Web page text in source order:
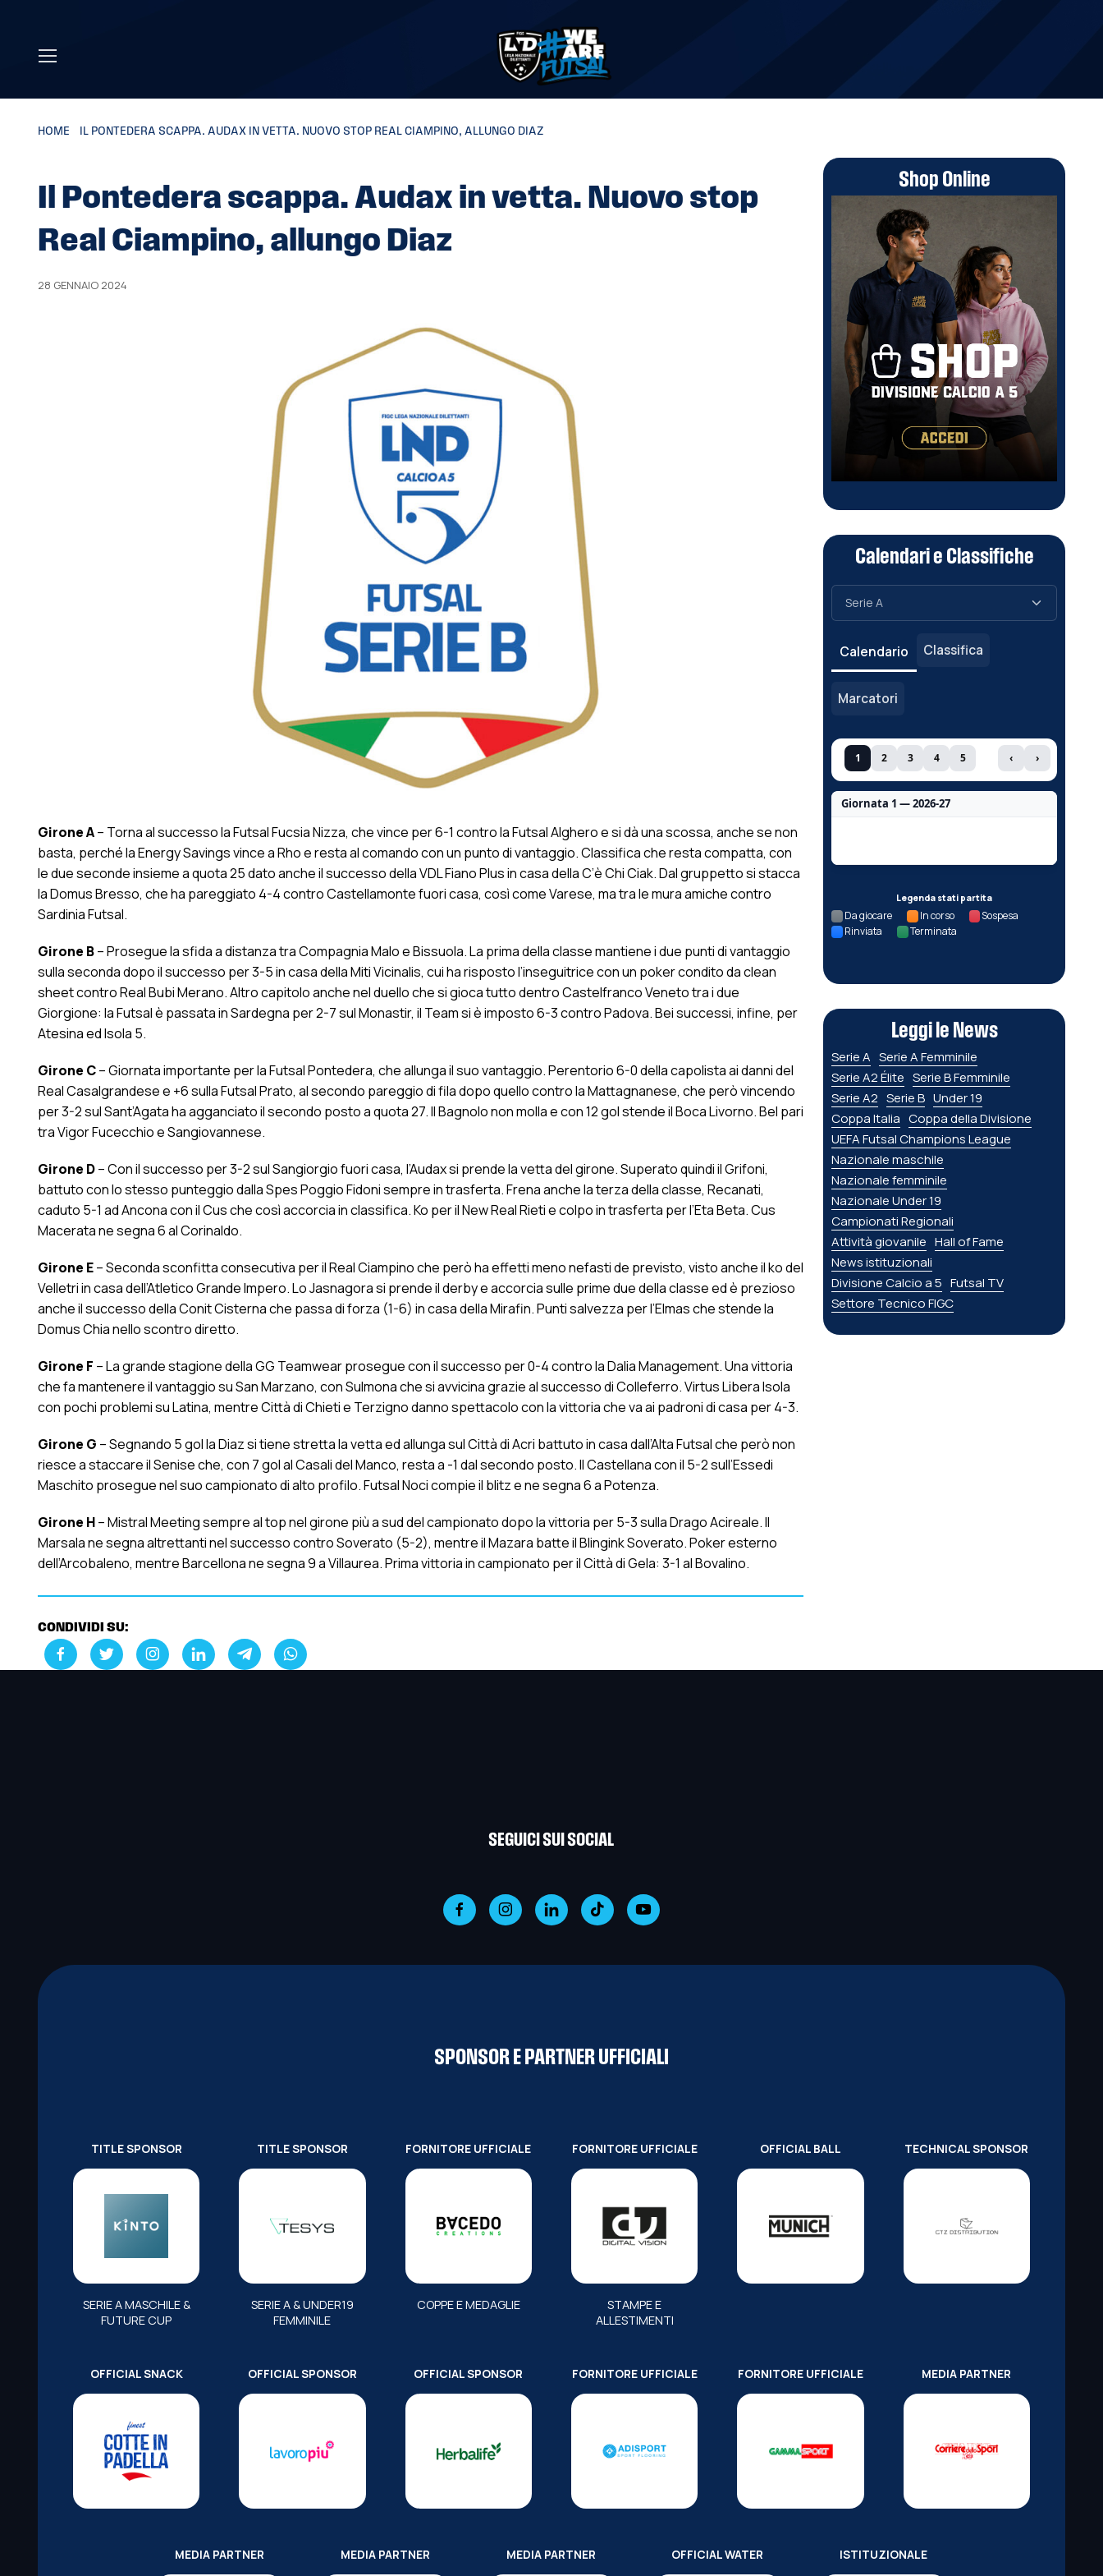
HOME IL PONTEDERA SCAPPA. AUDAX IN VETTA. NUOVO STOP REAL CIAMPINO, ALLUNGO DIAZ
Il Pontedera scappa. Audax in vetta. Nuovo stop
Real Ciampino, allungo Diaz
28 GENNAIO 2024
Girone A– Torna al successo la Futsal Fucsia Nizza, che vince per 6-1 contro la Futsal Alghero e si dà una scossa, anche se non
basta, perché la Energy Savings vince a Rho e resta al comando con un punto di vantaggio. Classifica che resta compatta, con
le due seconde insieme a quota 25 dato anche il successo della VDL Fiano Plus in casa della C’è Chi Ciak. Dal gruppetto si stacca
la Domus Bresso, che ha pareggiato 4-4 contro Castellamonte fuori casa, così come Varese, ma tra le mura amiche contro
Sardinia Futsal.
Girone B– Prosegue la sfida a distanza tra Compagnia Malo e Bissuola. La prima della classe mantiene i due punti di vantaggio
sulla seconda dopo il successo per 3-5 in casa della Miti Vicinalis, cui ha risposto l’inseguitrice con un poker condito da clean
sheet contro Real Bubi Merano. Altro capitolo anche nel duello che si gioca tutto dentro Castelfranco Veneto tra i due
Giorgione: la Futsal è passata in Sardegna per 2-7 sul Monastir, il Team si è imposto 6-3 contro Padova. Bei successi, infine, per
Atesina ed Isola 5.
Girone C– Giornata importante per la Futsal Pontedera, che allunga il suo vantaggio. Perentorio 6-0 della capolista ai danni del
Real Casalgrandese e +6 sulla Futsal Prato, al secondo pareggio di fila dopo quello contro la Mattagnanese, che però vincendo
per 3-2 sul Sant’Agata ha agganciato il secondo posto a quota 27. Il Bagnolo non molla e con 12 gol stende il Boca Livorno. Bel pari
tra Vigor Fucecchio e Sangiovannese.
Girone D– Con il successo per 3-2 sul Sangiorgio fuori casa, l’Audax si prende la vetta del girone. Superato quindi il Grifoni,
battuto con lo stesso punteggio dalla Spes Poggio Fidoni sempre in trasferta. Frena anche la terza della classe, Recanati,
caduto 5-1 ad Ancona con il Cus che così accorcia in classifica. Ko per il New Real Rieti e colpo in trasferta per l’Eta Beta. Cus
Macerata ne segna 6 al Corinaldo.
Girone E– Seconda sconfitta consecutiva per il Real Ciampino che però ha effetti meno nefasti de previsto, visto anche il ko del
Velletri in casa dell’Atletico Grande Impero. Lo Jasnagora si prende il derby e accorcia sulle prime due della classe ed è prezioso
anche il successo della Conit Cisterna che passa di forza (1-6) in casa della Mirafin. Punti salvezza per l’Elmas che stende la
Domus Chia nello scontro diretto.
Girone F – La grande stagione della GG Teamwear prosegue con il successo per 0-4 contro la Dalia Management. Una vittoria
che fa mantenere il vantaggio su San Marzano, con Sulmona che si avvicina grazie al successo di Colleferro. Virtus Libera Isola
con pochi problemi su Latina, mentre Città di Chieti e Terzigno danno spettacolo con la vittoria che va ai padroni di casa per 4-3.
Girone G – Segnando 5 gol la Diaz si tiene stretta la vetta ed allunga sul Città di Acri battuto in casa dall’Alta Futsal che però non
riesce a staccare il Senise che, con 7 gol al Casali del Manco, resta a -1 dal secondo posto. Il Castellana con il 5-2 sull’Essedi
Maschito prosegue nel suo campionato di alto profilo. Futsal Noci compie il blitz e ne segna 6 a Potenza.
Girone H– Mistral Meeting sempre al top nel girone più a sud del campionato dopo la vittoria per 5-3 sulla Drago Acireale. Il
Marsala ne segna altrettanti nel successo contro Soverato (5-2), mentre il Mazara batte il Blingink Soverato. Poker esterno
dell’Arcobaleno, mentre Barcellona ne segna 9 a Villaurea. Prima vittoria in campionato per il Città di Gela: 3-1 al Bovalino.
CONDIVIDI SU:
Shop Online
Calendari e Classifiche
Calendario Classifica
Marcatori
1 2 3 4 5 ‹ ›
Giornata 1 — 2026-27
Legenda stati partita
Da giocare In corso
Sospesa
Rinviata
Terminata
Leggi le News
Serie A Serie A Femminile
Serie A2 Élite Serie B Femminile
Serie A2 Serie B Under 19
Coppa Italia Coppa della Divisione
UEFA Futsal Champions League
Nazionale maschile
Nazionale femminile
Nazionale Under 19
Campionati Regionali
Attività giovanile Hall of Fame
News istituzionali
Divisione Calcio a 5 Futsal TV
Settore Tecnico FIGC
SEGUICI SUI SOCIAL
SPONSOR E PARTNER UFFICIALI
TITLE SPONSOR
SERIE A MASCHILE &
FUTURE CUP
TITLE SPONSOR
SERIE A & UNDER19
FEMMINILE
FORNITORE UFFICIALE
COPPE E MEDAGLIE
FORNITORE UFFICIALE
STAMPE E
ALLESTIMENTI
OFFICIAL BALL TECHNICAL SPONSOR
OFFICIAL SNACK OFFICIAL SPONSOR OFFICIAL SPONSOR FORNITORE UFFICIALE FORNITORE UFFICIALE MEDIA PARTNER
MEDIA PARTNER MEDIA PARTNER MEDIA PARTNER OFFICIAL WATER ISTITUZIONALE